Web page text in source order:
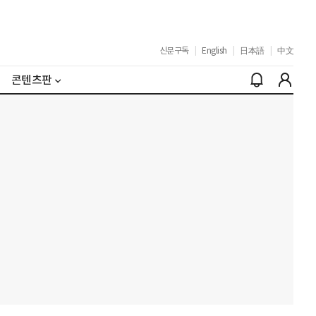
신문구독 English 日本語 中文
콘텐츠판